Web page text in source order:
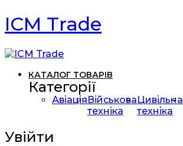
ICM Trade
КАТАЛОГ ТОВАРІВ
Категорії
АвіаціяВійськова
техніка
Цивільна
техніка
Увійти